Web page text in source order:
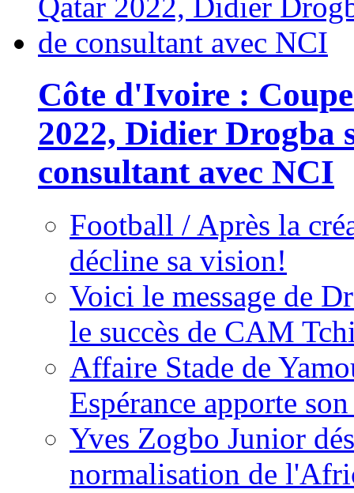
Côte d'Ivoire :
2022, Didier Drogba
consultant avec NCI
Football / Après la
décline sa vision!
Voici le message de
le succès de CAM
Affaire Stade de
Espérance apporte
Yves Zogbo Junior
normalisation de